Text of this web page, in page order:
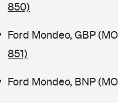
850)
Ford Mondeo, GBP
851)
Ford Mondeo, BNP